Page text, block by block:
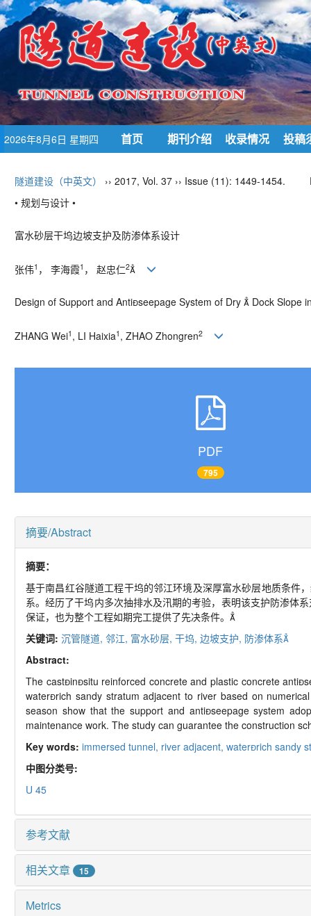
2026年8月6日 星期四 首页 期刊介绍 收录情况 投稿
隧道建设（中英文） ›› 2017, Vol. 37 ›› Issue (11): 1449-1454.
• 规划与设计 •
富水砂层干坞边坡支护及防渗体系设计
张伟1 ， 李海霞1 ， 赵忠仁2
Design of Support and Antiseepage System of Dry  Dock Slope
ZHANG Wei1 , LI Haixia1 , ZHAO Zhongren2
PDF
795
摘要/Abstract
摘要：
基于南昌红谷隧道工程干坞的邻江环境及深厚富水砂层地质条件
系。经历了干坞内多次抽排水及汛期的考验，表明该支护防渗体
保证，也为整个工程如期完工提供了先决条件。
关键词: 沉管隧道, 邻江, 富水砂层, 干坞, 边坡支护, 防渗体系
Abstract:
The castinsitu reinforced concrete and plastic concrete
waterrich sandy stratum adjacent to river based on
season show that the support and antiseepage system
maintenance work. The study can guarantee the construction
Key words: immersed tunnel, river adjacent, waterrich sandy
中图分类号:
U 45
参考文献
相关文章 15
Metrics